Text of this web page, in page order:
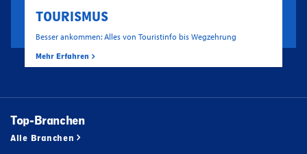
TOURISMUS
Besser ankommen: Alles von Touristinfo bis Wegzehrung
Mehr Erfahren
Top-Branchen
Alle Branchen